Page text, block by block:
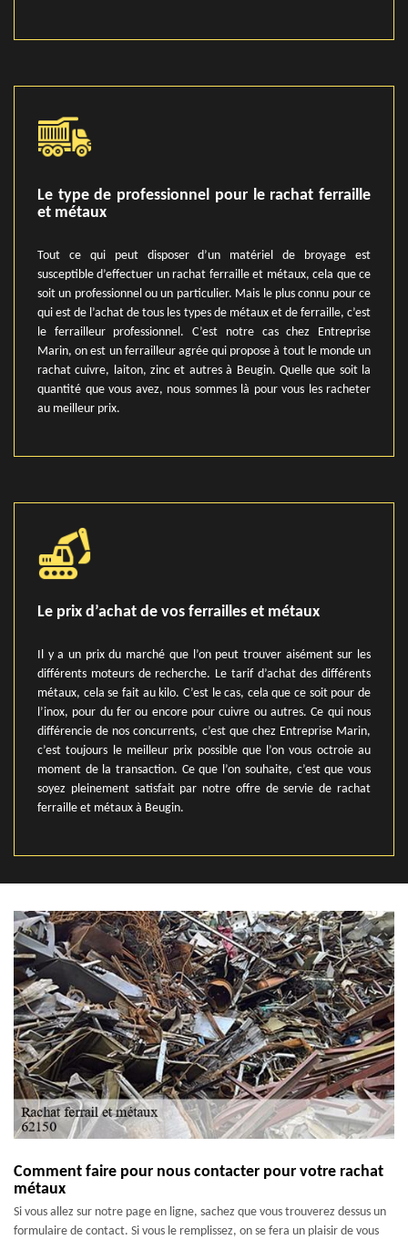
Le type de professionnel pour le rachat ferraille
et métaux
Tout ce qui peut disposer d’un matériel de broyage est
susceptible d’effectuer un rachat ferraille et métaux, cela que ce
soit un professionnel ou un particulier. Mais le plus connu pour ce
qui est de l’achat de tous les types de métaux et de ferraille, c’est
le ferrailleur professionnel. C’est notre cas chez Entreprise
Marin, on est un ferrailleur agrée qui propose à tout le monde un
rachat cuivre, laiton, zinc et autres à Beugin. Quelle que soit la
quantité que vous avez, nous sommes là pour vous les racheter
au meilleur prix.
Le prix d’achat de vos ferrailles et métaux
Il y a un prix du marché que l’on peut trouver aisément sur les
différents moteurs de recherche. Le tarif d’achat des différents
métaux, cela se fait au kilo. C’est le cas, cela que ce soit pour de
l’inox, pour du fer ou encore pour cuivre ou autres. Ce qui nous
différencie de nos concurrents, c’est que chez Entreprise Marin,
c’est toujours le meilleur prix possible que l’on vous octroie au
moment de la transaction. Ce que l’on souhaite, c’est que vous
soyez pleinement satisfait par notre offre de servie de rachat
ferraille et métaux à Beugin.
Comment faire pour nous contacter pour votre rachat
métaux
Si vous allez sur notre page en ligne, sachez que vous trouverez dessus un
formulaire de contact. Si vous le remplissez, on se fera un plaisir de vous